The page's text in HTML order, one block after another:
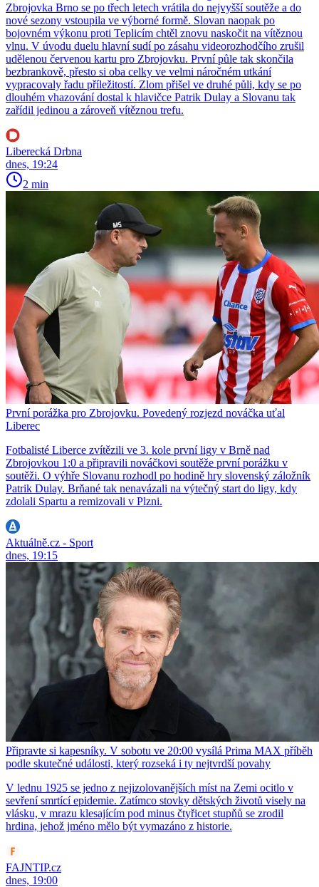
Zbrojovka Brno se po třech letech vrátila do nejvyšší soutěže a do
nové sezony vstoupila ve výborné formě. Slovan naopak po
bojovném výkonu proti Teplicím chtěl znovu naskočit na vítěznou
vlnu. V úvodu duelu hlavní sudí po zásahu videorozhodčího zrušil
udělenou červenou kartu pro Zbrojovku. První půle tak skončila
bezbrankově, přesto si oba celky ve velmi náročném utkání
vypracovaly řadu příležitostí. Zlom přišel ve druhé půli, kdy se po
dlouhém vhazování dostal k hlavičce Patrik Dulay a Slovanu tak
zařídil jedinou a zároveň vítěznou trefu.
Liberecká Drbna
dnes, 19:24
2 min
První porážka pro Zbrojovku. Povedený rozjezd nováčka uťal
Liberec
Fotbalisté Liberce zvítězili ve 3. kole první ligy v Brně nad
Zbrojovkou 1:0 a připravili nováčkovi soutěže první porážku v
soutěži. O výhře Slovanu rozhodl po hodině hry slovenský záložník
Patrik Dulay. Brňané tak nenavázali na výtečný start do ligy, kdy
zdolali Spartu a remizovali v Plzni.
Aktuálně.cz - Sport
dnes, 19:15
Připravte si kapesníky. V sobotu ve 20:00 vysílá Prima MAX příběh
podle skutečné události, který rozseká i ty nejtvrdší povahy
V lednu 1925 se jedno z nejizolovanějších míst na Zemi ocitlo v
sevření smrtící epidemie. Zatímco stovky dětských životů visely na
vlásku, v mrazu klesajícím pod minus čtyřicet stupňů se zrodil
hrdina, jehož jméno mělo být vymazáno z historie.
FAJNTIP.cz
dnes, 19:00